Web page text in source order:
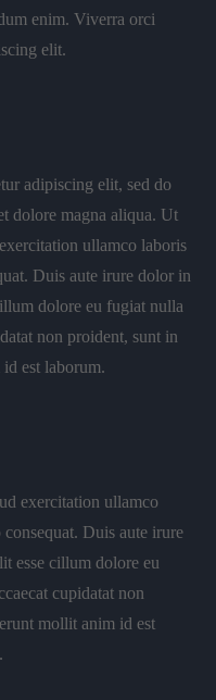
enim. Viverra orci
elit.
adipiscing elit, sed do
dolore magna aliqua. Ut
ullamco laboris
Duis aute irure dolor in
dolore eu fugiat nulla
non proident, sunt in
est laborum.
exercitation ullamco
Duis aute irure
esse cillum dolore eu
cupidatat non
mollit anim id est